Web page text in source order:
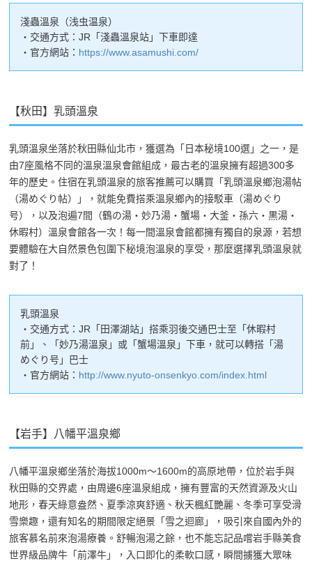
淺蟲溫泉（浅虫温泉）
・交通方式：JR「淺蟲溫泉站」下車即達
・官方網站： https://www.asamushi.com/
【秋田】乳頭溫泉
乳頭溫泉坐落於秋田縣仙北市，獲選為「日本秘境100選」之一，是
由7座風格不同的溫泉溫泉會館組成，最古老的溫泉擁有超過300多
年的歷史。住宿在乳頭溫泉的旅客推薦可以購買「乳頭溫泉鄉泡湯帖
（湯めぐり帖）」，就能免費搭乘溫泉鄉內的接駁車（湯めぐり
号），以及泡遍7間（鶴の湯・妙乃湯・蟹場・大釜・孫六・黒湯・
休暇村）溫泉會館各一次！每一間溫泉會館都擁有獨自的泉源，若想
要體驗在大自然景色包圍下秘境泡溫泉的享受，那麼選擇乳頭溫泉就
對了！
乳頭溫泉
・交通方式：JR「田澤湖站」搭乘羽後交通巴士至「休暇村
前」、「妙乃湯溫泉」或「蟹場溫泉」下車，就可以轉搭「湯
めぐり号」巴士
・官方網站： http://www.nyuto-onsenkyo.com/index.html
【岩手】八幡平溫泉鄉
八幡平溫泉鄉坐落於海拔1000m～1600m的高原地帶，位於岩手與
秋田縣的交界處，由周邊6座溫泉組成，擁有豐富的天然資源及火山
地形，春天綠意盎然、夏季涼爽舒適、秋天楓紅艷麗、冬季可享受滑
雪樂趣，還有知名的期間限定絕景「雪之迴廊」，吸引來自國內外的
旅客慕名前來泡湯療養。舒暢泡湯之餘，也不能忘記品嚐岩手縣美食
世界級品牌牛「前澤牛」，入口即化的柔軟口感，瞬間擄獲大眾味